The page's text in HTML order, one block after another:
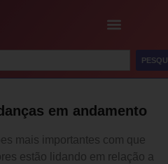
em andamento
mais importantes com que
estão lidando em relação a